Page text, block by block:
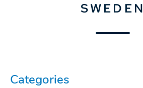
SWEDEN
Categories